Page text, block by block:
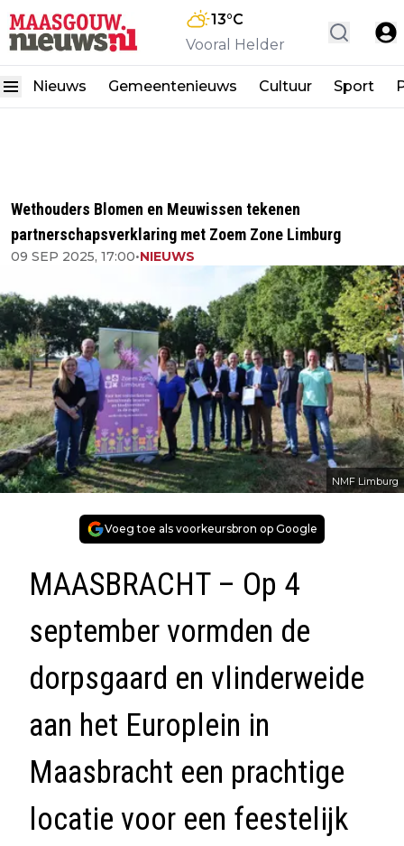
13°C
Vooral Helder
Nieuws Gemeentenieuws Cultuur Sport
Wethouders Blomen en Meuwissen tekenen
partnerschapsverklaring met Zoem Zone Limburg
09 SEP 2025, 17:00•NIEUWS
NMF Limburg
Voeg toe als voorkeursbron op Google
MAASBRACHT – Op 4
september vormden de
dorpsgaard en vlinderweide
aan het Europlein in
Maasbracht een prachtige
locatie voor een feestelijk